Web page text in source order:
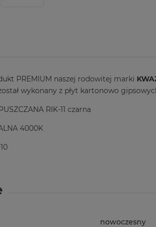
PREMIUM naszej rodowitej marki
wykonany z płyt kartonowo
RIK-11 czarna
4000K
nowoczesny